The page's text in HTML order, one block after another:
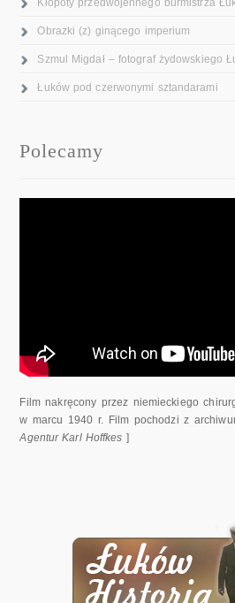
Obrazki (z) ginącego imperium
Szmul Migdał – fotograf żydowskiego
Łuków pod czerwonymi sztandarami
Polecamy
Film nakręcony przez niemieckiego
w marcu 1940 r. Film pochodzi z
Agentur Karl Hoffkes ]